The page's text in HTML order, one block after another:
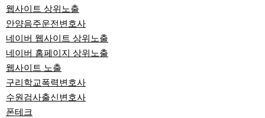
웹사이트 상위노출
안양음주운전변호사
네이버 웹사이트 상위노출
네이버 홈페이지 상위노출
웹사이트 노출
구리학교폭력변호사
수원검사출신변호사
폰테크